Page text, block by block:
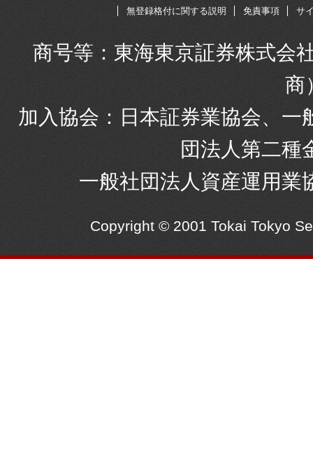
無登録格付に関する説明
免責事項 サ
商号等：東海東京証券株式会
商
加入協会：日本証券業協会、
団法人第二種
一般社団法人資産運用業
Copyright © 2001 Tokai Tokyo